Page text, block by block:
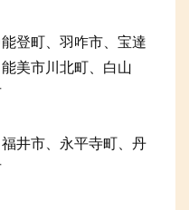
登町、羽咋市、宝達
美市川北町、白山
井市、永平寺町、丹